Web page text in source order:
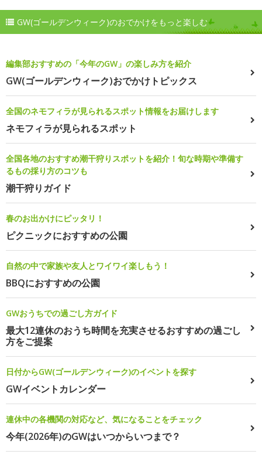
GW(ゴールデンウィーク)のおでかけをもっと楽しむ
編集部おすすめの「今年のGW」の楽しみ方を紹介
GW(ゴールデンウィーク)おでかけトピックス
全国のネモフィラが見られるスポット情報をお届けします
ネモフィラが見られるスポット
全国各地のおすすめ潮干狩りスポットを紹介！旬な時期や準備す
るもの採り方のコツも
潮干狩りガイド
春のお出かけにピッタリ！
ピクニックにおすすめの公園
自然の中で家族や友人とワイワイ楽しもう！
BBQにおすすめの公園
GWおうちでの過ごし方ガイド
最大12連休のおうち時間を充実させるおすすめの過ごし
方をご提案
日付からGW(ゴールデンウィーク)のイベントを探す
GWイベントカレンダー
連休中の各機関の対応など、気になることをチェック
今年(2026年)のGWはいつからいつまで？